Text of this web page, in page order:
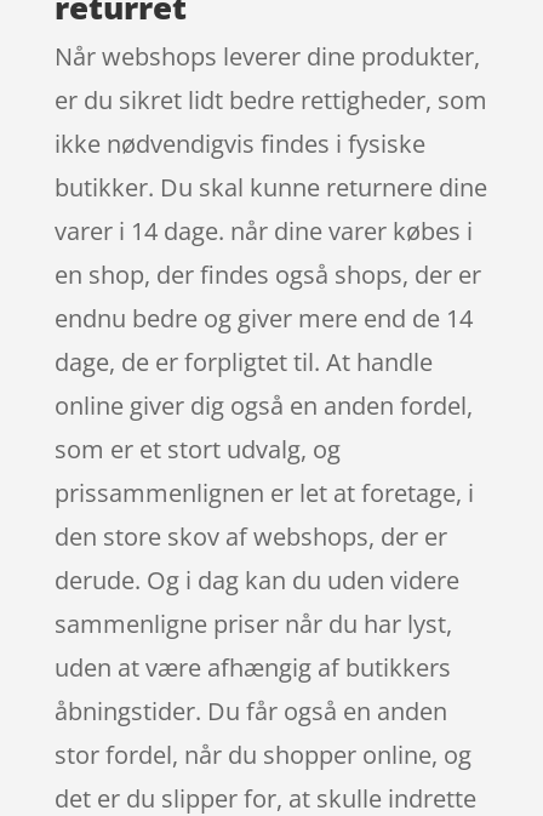
Når webshops leverer dine produkter,
er du sikret lidt bedre rettigheder, som
ikke nødvendigvis findes i fysiske
butikker. Du skal kunne returnere dine
varer i 14 dage. når dine varer købes i
en shop, der findes også shops, der er
endnu bedre og giver mere end de 14
dage, de er forpligtet til. At handle
online giver dig også en anden fordel,
som er et stort udvalg, og
prissammenlignen er let at foretage, i
den store skov af webshops, der er
derude. Og i dag kan du uden videre
sammenligne priser når du har lyst,
uden at være afhængig af butikkers
åbningstider. Du får også en anden
stor fordel, når du shopper online, og
det er du slipper for, at skulle indrette